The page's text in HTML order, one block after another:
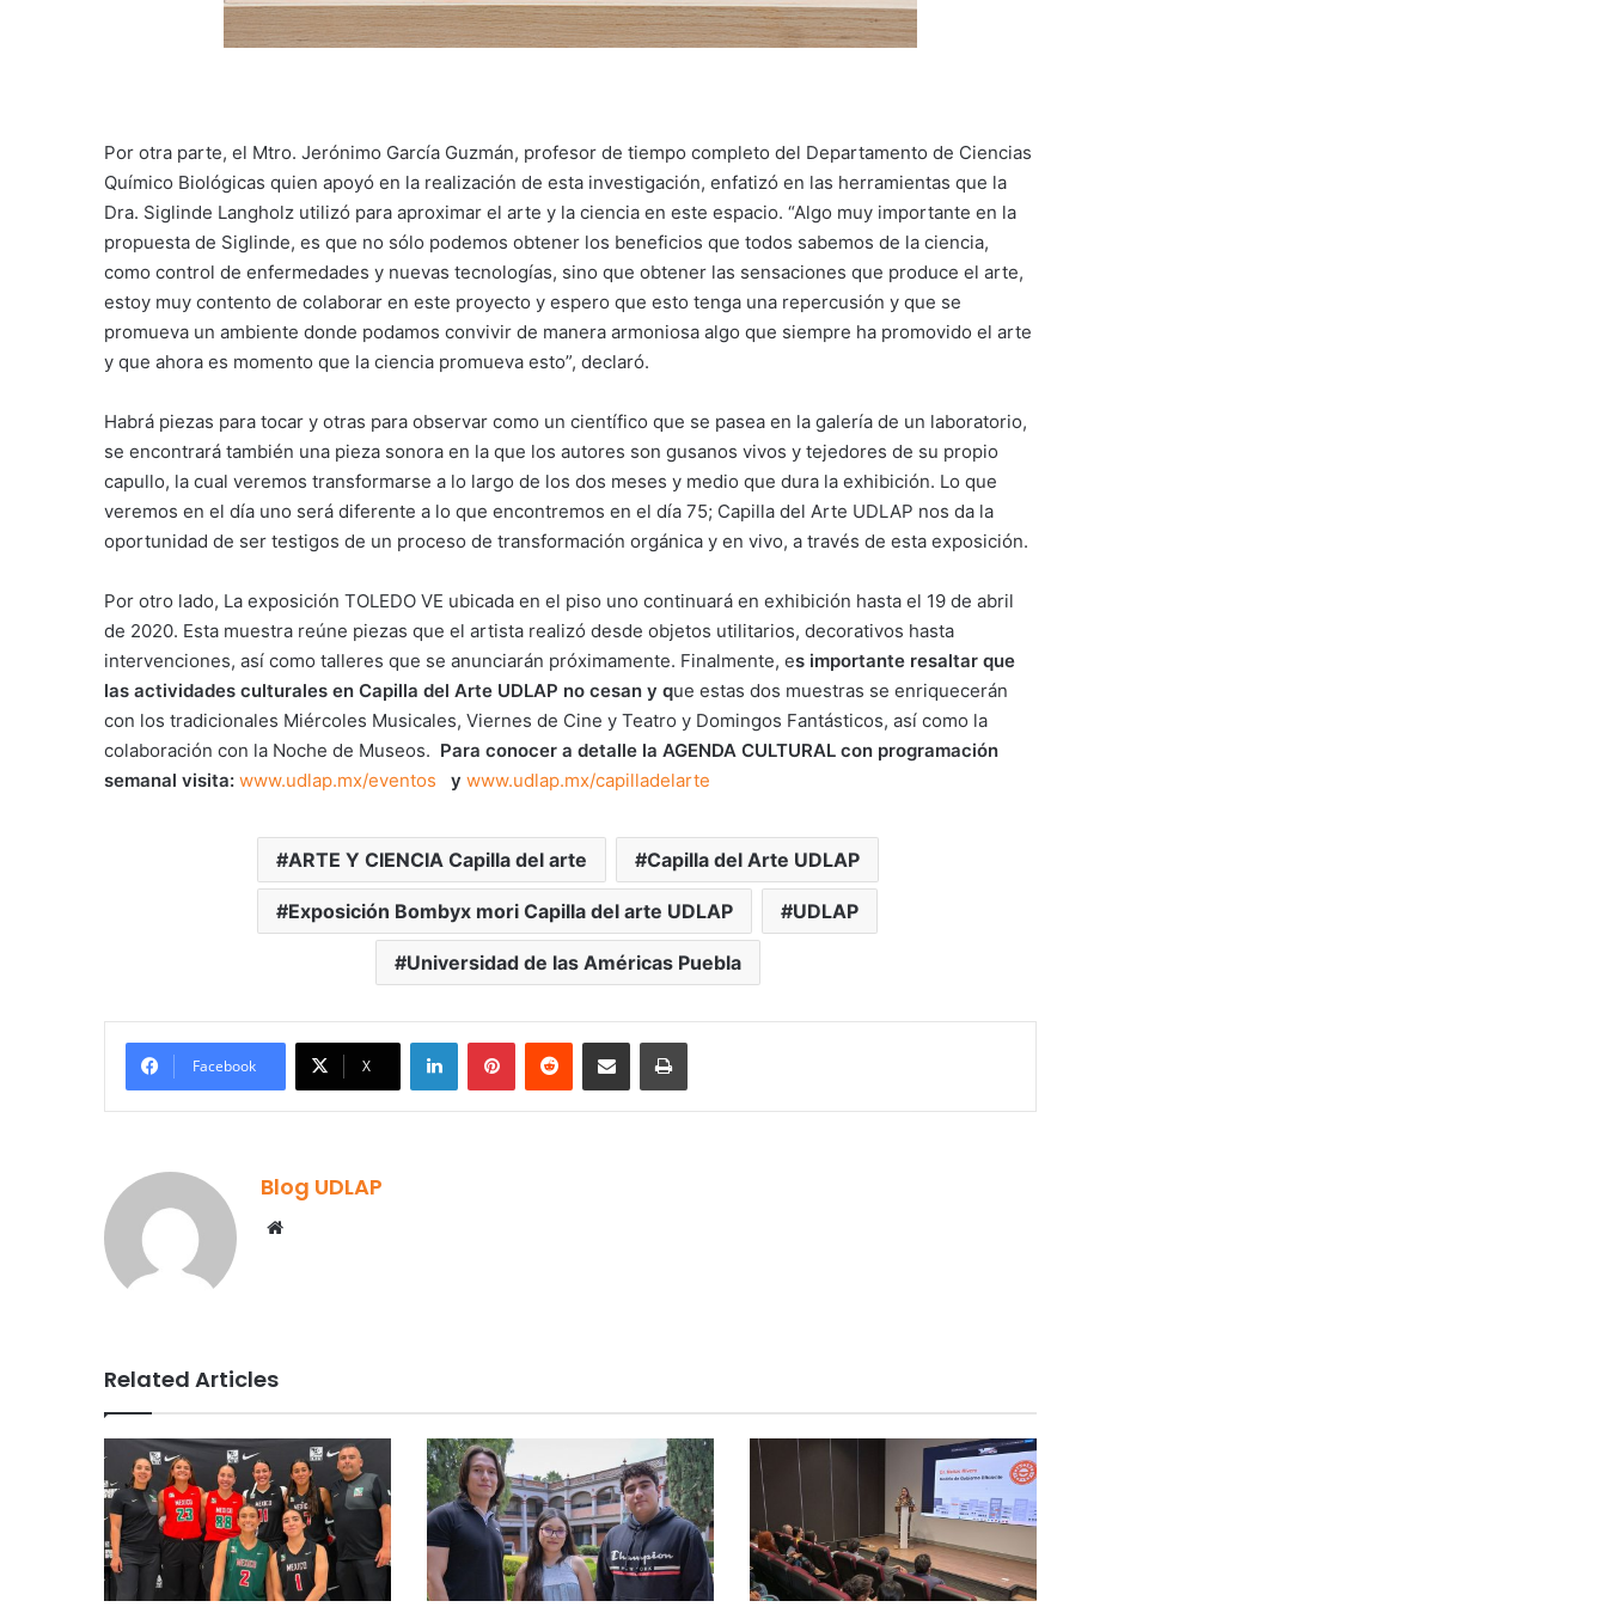
Por otra parte, el Mtro. Jerónimo García Guzmán, profesor de tiempo completo del Departamento de Ciencias
Químico Biológicas quien apoyó en la realización de esta investigación, enfatizó en las herramientas que la
Dra. Siglinde Langholz utilizó para aproximar el arte y la ciencia en este espacio. “Algo muy importante en la
propuesta de Siglinde, es que no sólo podemos obtener los beneficios que todos sabemos de la ciencia,
como control de enfermedades y nuevas tecnologías, sino que obtener las sensaciones que produce el arte,
estoy muy contento de colaborar en este proyecto y espero que esto tenga una repercusión y que se
promueva un ambiente donde podamos convivir de manera armoniosa algo que siempre ha promovido el arte
y que ahora es momento que la ciencia promueva esto”, declaró.
Habrá piezas para tocar y otras para observar como un científico que se pasea en la galería de un laboratorio,
se encontrará también una pieza sonora en la que los autores son gusanos vivos y tejedores de su propio
capullo, la cual veremos transformarse a lo largo de los dos meses y medio que dura la exhibición. Lo que
veremos en el día uno será diferente a lo que encontremos en el día 75; Capilla del Arte UDLAP nos da la
oportunidad de ser testigos de un proceso de transformación orgánica y en vivo, a través de esta exposición.
Por otro lado, La exposición TOLEDO VE ubicada en el piso uno continuará en exhibición hasta el 19 de abril
de 2020. Esta muestra reúne piezas que el artista realizó desde objetos utilitarios, decorativos hasta
intervenciones, así como talleres que se anunciarán próximamente. Finalmente, es importante resaltar que
las actividades culturales en Capilla del Arte UDLAP no cesan y que estas dos muestras se enriquecerán
con los tradicionales Miércoles Musicales, Viernes de Cine y Teatro y Domingos Fantásticos, así como la
colaboración con la Noche de Museos. Para conocer a detalle la AGENDA CULTURAL con programación
semanal visita: www.udlap.mx/eventos y www.udlap.mx/capilladelarte
ARTE Y CIENCIA Capilla del arte Capilla del Arte UDLAP
Exposición Bombyx mori Capilla del arte UDLAP UDLAP
Universidad de las Américas Puebla
Facebook X
LinkedInPinterestReddit Share via Email Print
Blog UDLAP
Related Articles